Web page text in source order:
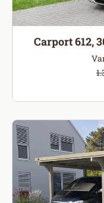
Carport 612,